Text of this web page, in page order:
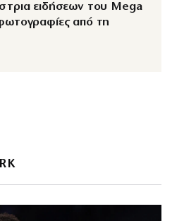
ειδήσεων του Mega
από τη